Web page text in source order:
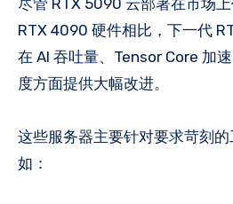
RTX 4090 硬件相比，下一代
在 AI 吞吐量、Tensor Core 加
度方面提供大幅改进。
这些服务器主要针对要求苛刻
如：